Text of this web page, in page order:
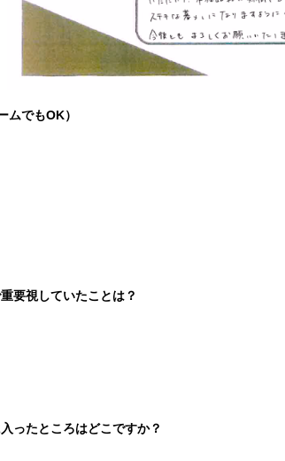
ムでもOK）
要視していたことは？
ったところはどこですか？